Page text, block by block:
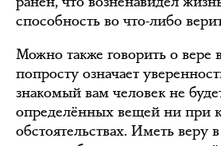
способность во что-либо
Можно также говорить о
попросту означает
знакомый вам человек не
определённых вещей ни при
обстоятельствах. Иметь веру